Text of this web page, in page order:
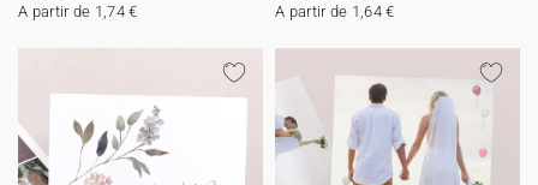
A partir de 1,74 €
A partir de 1,64 €